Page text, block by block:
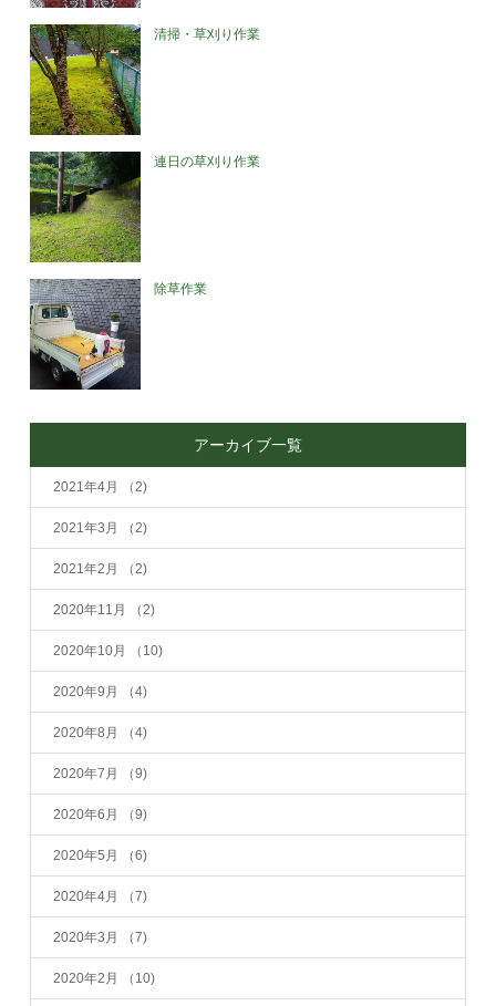
清掃・草刈り作業
連日の草刈り作業
除草作業
アーカイブ一覧
2021年4月 （2)
2021年3月 （2)
2021年2月 （2)
2020年11月 （2)
2020年10月 （10)
2020年9月 （4)
2020年8月 （4)
2020年7月 （9)
2020年6月 （9)
2020年5月 （6)
2020年4月 （7)
2020年3月 （7)
2020年2月 （10)